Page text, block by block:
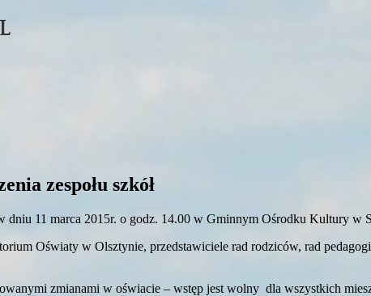
zespołu szkół
11 marca 2015r. o godz. 14.00 w Gminnym Ośrodku Kultury w
Oświaty w Olsztynie, przedstawiciele rad rodziców, rad
zmianami w oświacie – wstęp jest wolny dla wszystkich